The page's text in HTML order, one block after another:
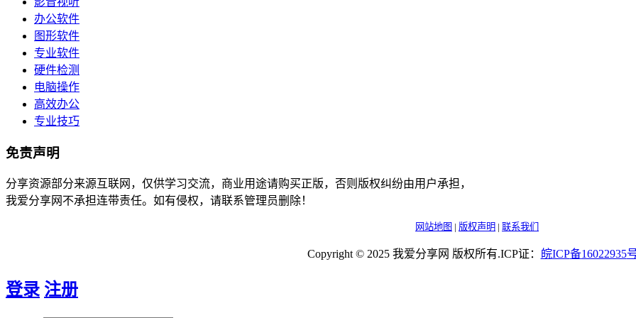
办公软件
图形软件
专业软件
硬件检测
电脑操作
高效办公
专业技巧
免责声明
分享资源部分来源互联网，仅供学习交流，商业用途请购买正版，否则版权纠纷由用户承担，
我爱分享网不承担连带责任。如有侵权，请联系管理员删除！
网站地图 | 版权声明 | 联系我们
Copyright © 2025 我爱分享网 版权所有.ICP证： 皖ICP备16022935
登录 注册